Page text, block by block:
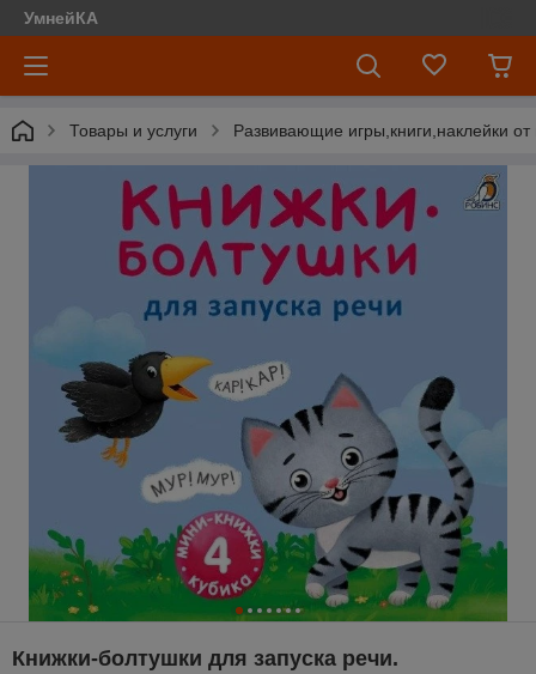
УмнейКА
Товары и услуги Развивающие игры,книги,наклейки от
Книжки-болтушки для запуска речи.